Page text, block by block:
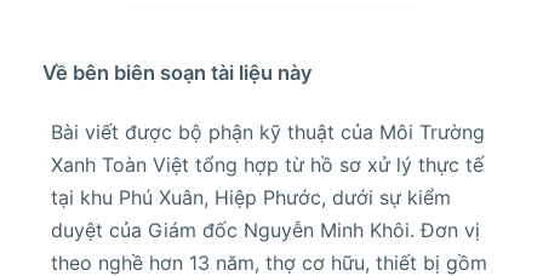
Về bên biên soạn tài liệu này
Bài viết được bộ phận kỹ thuật của Môi Trường
Xanh Toàn Việt tổng hợp từ hồ sơ xử lý thực tế
tại khu Phú Xuân, Hiệp Phước, dưới sự kiểm
duyệt của Giám đốc Nguyễn Minh Khôi. Đơn vị
theo nghề hơn 13 năm, thợ cơ hữu, thiết bị gồm